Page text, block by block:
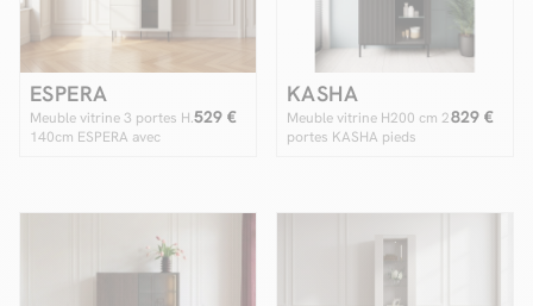
ESPERA
Meuble vitrine 3 portes H.
140cm ESPERA avec
529 €
KASHA
Meuble vitrine H200 cm 2
portes KASHA pieds
829 €